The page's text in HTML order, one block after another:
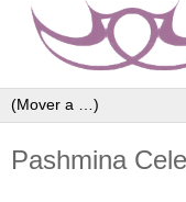
Pashmina